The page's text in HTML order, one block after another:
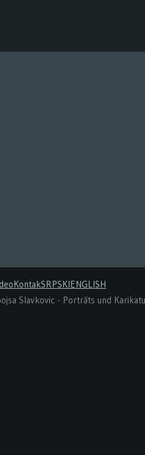
KontakSRPSKIENGLISH
Slavkovic - Porträts und